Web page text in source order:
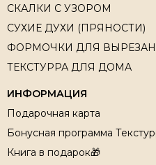
СКАЛКИ С УЗОРОМ
СУХИЕ ДУХИ (ПРЯНОСТИ)
ФОРМОЧКИ ДЛЯ
ТЕКСТУРРА ДЛЯ ДОМА
ИНФОРМАЦИЯ
Подарочная карта
Бонусная программа
Книга в подарок🎁